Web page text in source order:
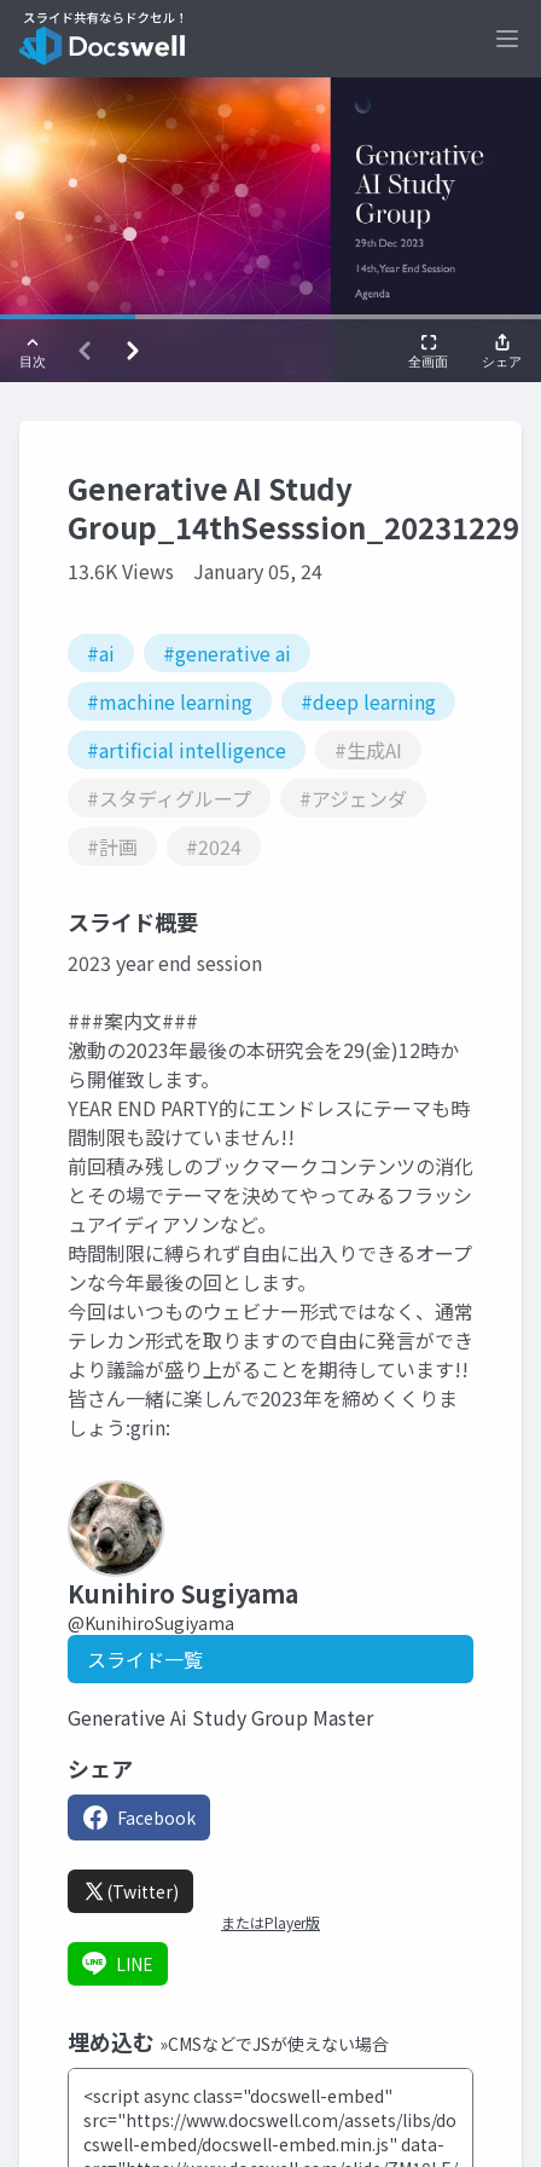
Generative AI Study
Group_14thSesssion_20231229
13.6K Views January 05, 24
#ai
#generative ai
#machine learning
#deep learning
#artificial intelligence
#生成AI
#スタディグループ
#アジェンダ
#計画
#2024
スライド概要
2023 year end session
###案内文###
激動の2023年最後の本研究会を29(金)12時か
ら開催致します。
YEAR END PARTY的にエンドレスにテーマも時
間制限も設けていません!!
前回積み残しのブックマークコンテンツの消化
とその場でテーマを決めてやってみるフラッシ
ュアイディアソンなど。
時間制限に縛られず自由に出入りできるオープ
ンな今年最後の回とします。
今回はいつものウェビナー形式ではなく、通常
テレカン形式を取りますので自由に発言ができ
より議論が盛り上がることを期待しています!!
皆さん一緒に楽しんで2023年を締めくくりま
しょう:grin:
Kunihiro Sugiyama
@KunihiroSugiyama
スライド一覧
Generative Ai Study Group Master
シェア
Facebook
(Twitter)
またはPlayer版
LINE
埋め込む »CMSなどでJSが使えない場合